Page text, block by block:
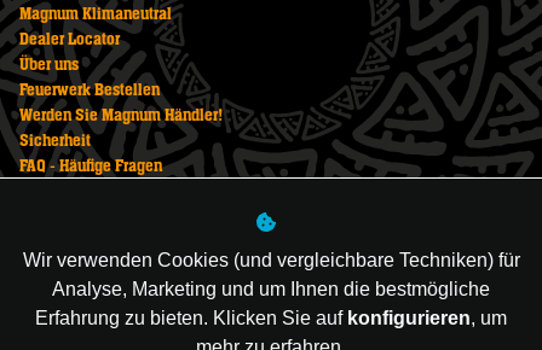
Wir verwenden Cookies (und vergleichbare Techniken) für
Analyse, Marketing und um Ihnen die bestmögliche
Erfahrung zu bieten. Klicken Sie auf konfigurieren, um
Magnum Klimaneutral
Dealer Locator
Über uns
Feuerwerk Bestellen
Werden Sie Magnum Händler!
Sicherheit
FAQ - Häufige Fragen
Feuerwerk Kaufen
Newsletter